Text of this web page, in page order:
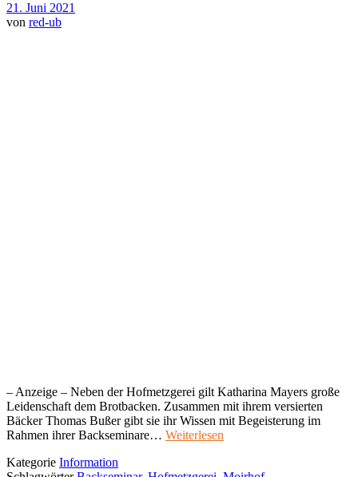
21. Juni 2021
von red-ub
– Anzeige – Neben der Hofmetzgerei gilt Katharina Mayers große
Leidenschaft dem Brotbacken. Zusammen mit ihrem versierten
Bäcker Thomas Bußer gibt sie ihr Wissen mit Begeisterung im
Rahmen ihrer Backseminare… Weiterlesen
Kategorie Information